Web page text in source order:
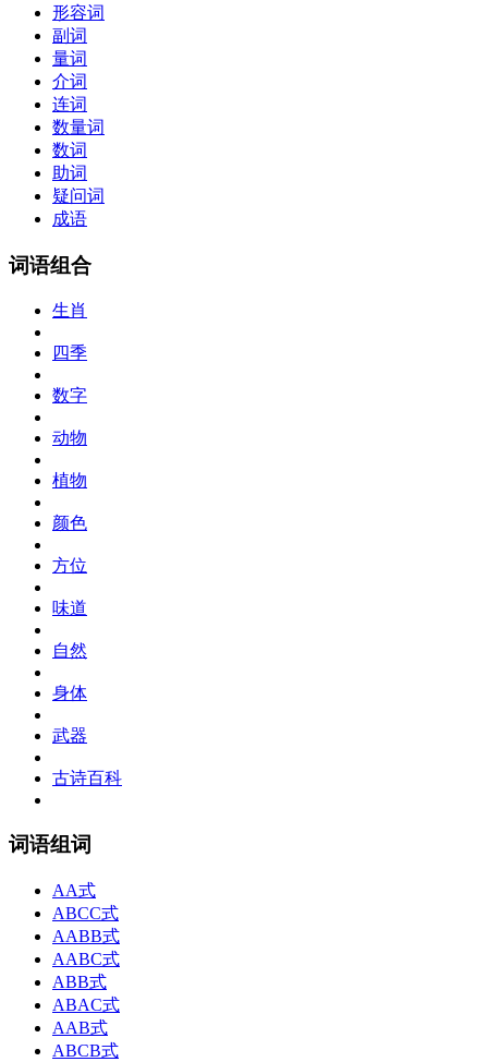
形容词
副词
量词
介词
连词
数量词
数词
助词
疑问词
成语
词语组合
生肖
四季
数字
动物
植物
颜色
方位
味道
自然
身体
武器
古诗百科
词语组词
AA式
ABCC式
AABB式
AABC式
ABB式
ABAC式
AAB式
ABCB式